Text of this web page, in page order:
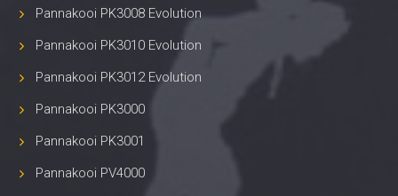
Pannakooi PK3008 Evolution
Pannakooi PK3010 Evolution
Pannakooi PK3012 Evolution
Pannakooi PK3000
Pannakooi PK3001
Pannakooi PV4000